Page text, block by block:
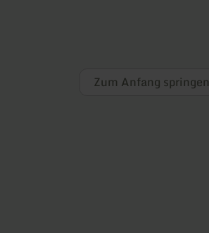
Zum Anfang springen